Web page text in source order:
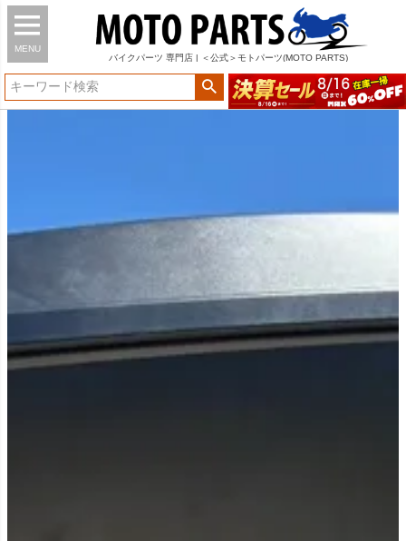
MENU
バイク パーツ 専門店 | ＜公式＞モトパーツ(MOTO PARTS)